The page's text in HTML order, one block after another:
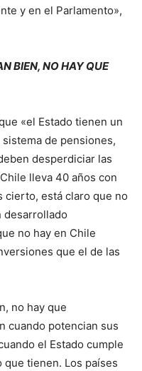
y en el Parlamento»,
BIEN, NO HAY QUE
«el Estado tienen un
de pensiones,
desperdiciar las
lleva 40 años con
cierto, está claro que no
desarrollado
no hay en Chile
que el de las
no hay que
cuando potencian sus
el Estado cumple
tienen. Los países